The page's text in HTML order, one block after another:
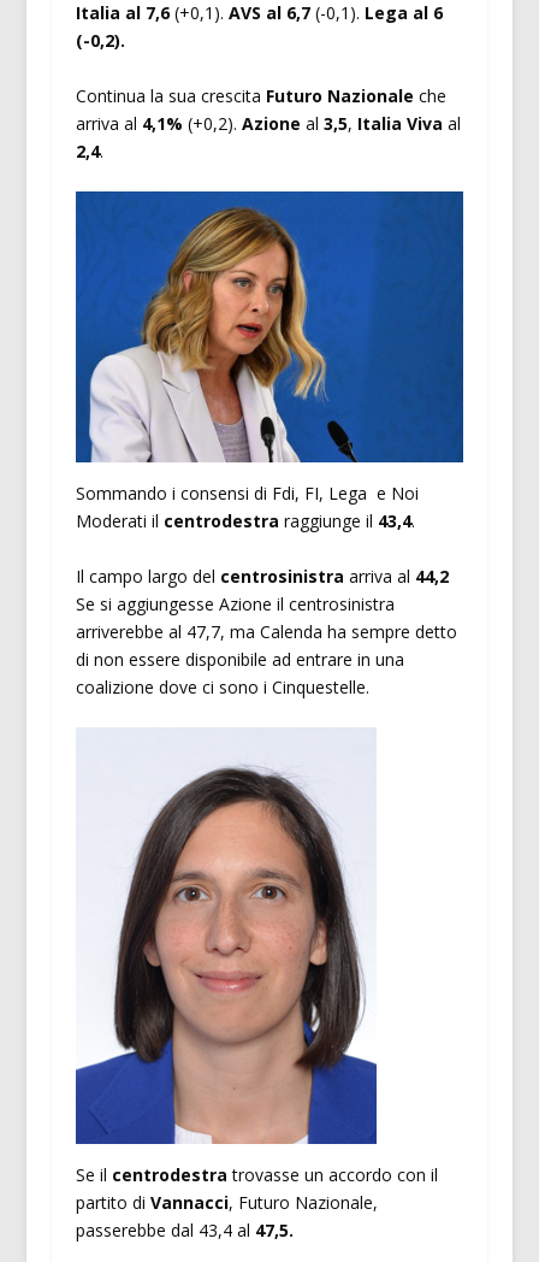
Italia al 7,6(+0,1). AVS al 6,7(-0,1). Lega al 6
(-0,2).
Continua la sua crescita Futuro Nazionale che
arriva al 4,1% (+0,2). Azione al 3,5, Italia Viva al
2,4.
Sommando i consensi di Fdi, FI, Lega e Noi
Moderati il centrodestra raggiunge il 43,4.
Il campo largo del centrosinistra arriva al 44,2
Se si aggiungesse Azione il centrosinistra
arriverebbe al 47,7, ma Calenda ha sempre detto
di non essere disponibile ad entrare in una
coalizione dove ci sono i Cinquestelle.
Se il centrodestra trovasse un accordo con il
partito di Vannacci, Futuro Nazionale,
passerebbe dal 43,4 al 47,5.